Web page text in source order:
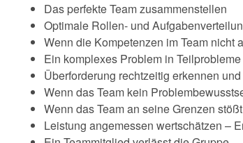
Das perfekte Team zusammenstellen
Optimale Rollen- und
Wenn die Kompetenzen im Team nicht
Ein komplexes Problem in
Überforderung rechtzeitig erkennen
Wenn das Team kein
Wenn das Team an seine Grenzen stößt
Leistung angemessen wertschätzen –